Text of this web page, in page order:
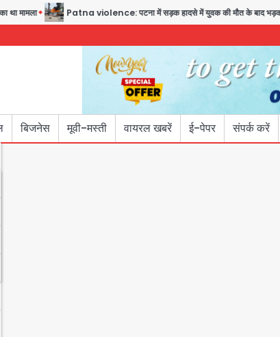
Patna violence: पटना में सड़क हादसे में युवक की मौत के बाद भड़की हिंसा,
बिजनेस मूवी-मस्ती वायरल खबरें ई-पेपर संपर्क करें